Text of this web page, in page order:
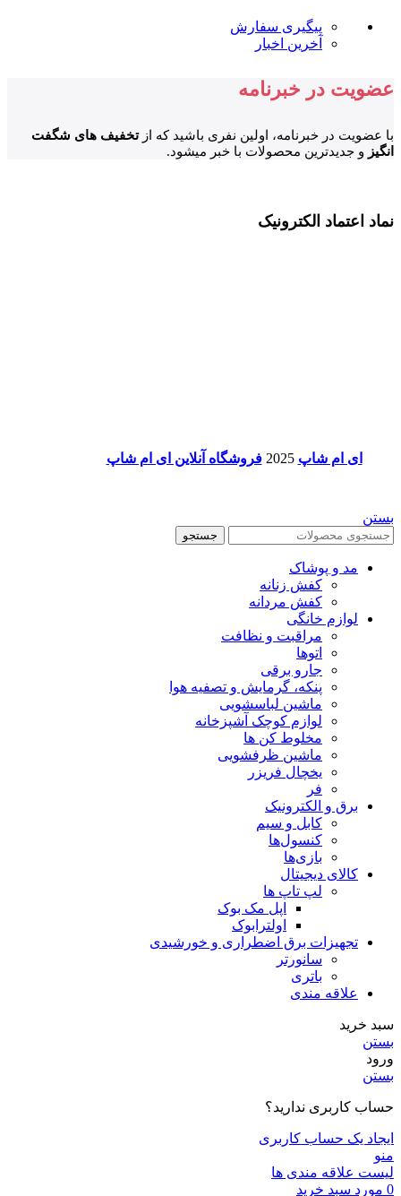
پیگیری سفارش
آخرین اخبار
عضویت در خبرنامه
با عضویت در خبرنامه، اولین نفری باشید که ازتخفیف های شگفت
انگیز و جدیدترین محصولات با خبر میشود.
نماد اعتماد الکترونیک
ای ام شاپ 2025 فروشگاه آنلاین ای ام شاپ
بستن
جستجو
مد و پوشاک
کفش زنانه
کفش مردانه
لوازم خانگی
مراقبت و نظافت
اتوها
جارو برقی
پنکه، گرمایش و تصفیه هوا
ماشین لباسشویی
لوازم کوچک آشپزخانه
مخلوط کن ها
ماشین ظرفشویی
یخچال فریزر
فر
برق و الکترونیک
کابل و سیم
کنسول‌ها
بازی‌ها
کالای دیجیتال
لپ تاپ ها
اپل مک بوک
اولترابوک
تجهیزات برق اضطراری و خورشیدی
سانورتر
باتری
علاقه مندی
سبد خرید
بستن
ورود
بستن
حساب کاربری ندارید؟
ایجاد یک حساب کاربری
منو
لیست علاقه مندی ها
0 مورد سبد خرید